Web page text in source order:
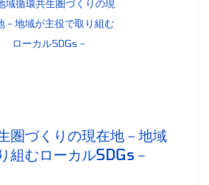
圏づくりの現在地－地域
組むローカルSDGs－